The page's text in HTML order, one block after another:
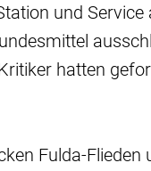
und
hatten
Fulda-